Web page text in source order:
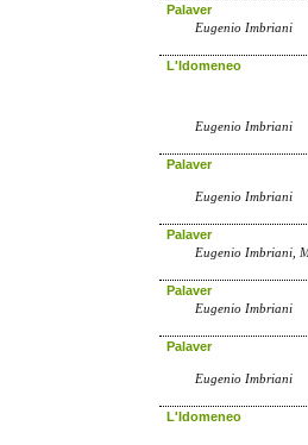
Palaver
Eugenio Imbriani
L'Idomeneo
Eugenio Imbriani
Palaver
Eugenio Imbriani
Palaver
Eugenio Imbriani,
Palaver
Eugenio Imbriani
Palaver
Eugenio Imbriani
L'Idomeneo